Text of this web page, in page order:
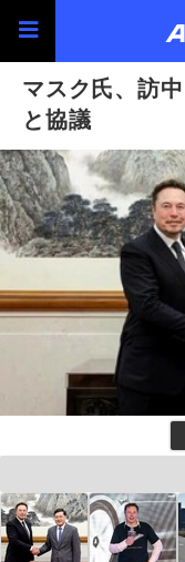
マスク氏、訪
と協議